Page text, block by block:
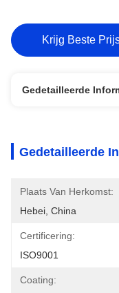
Krijg Beste
Gedetailleerde
Gedetailleerde
Plaats Van Herkomst:
Hebei, China
Certificering:
ISO9001
Coating: